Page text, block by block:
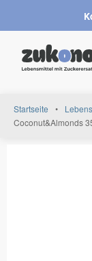
Startseite •
Coconut&Almonds